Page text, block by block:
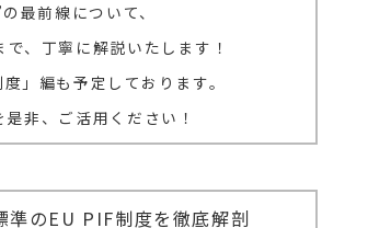
最前線について、
、丁寧に解説いたします！
編も予定しております。
非、ご活用ください！
準のEU PIF制度を徹底解剖